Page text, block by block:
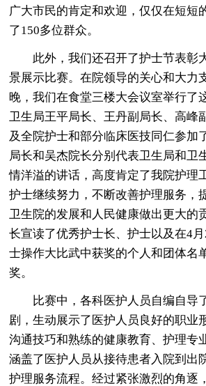
广大市民的肯定和欢迎，仅仅在短短
了150多位群众。
此外，我们还召开了护士节表彰
景展示比赛。在院领导的关心和大力
晚，我们在食堂三楼大会议室举行了
卫生局王平局长、王丹副局长、高峰
及全院护士和部分临床医技同仁参加
局长和吴杰院长分别代表卫生局和卫
情洋溢的讲话，高度肯定了我院护理
护士继续努力，不断改善护理服务，
卫生院的发展和人民健康做出更大的
长宣读了优秀护士长、护士以及在4
士操作大比武中获奖的个人和团体名
奖。
比赛中，各科医护人员自编自导
剧，生动展示了医护人员良好的职业
沟通技巧和熟练的健康教育、护理专
涵盖了医护人员从接待患者入院到出
护理服务流程。经过紧张激烈的角逐